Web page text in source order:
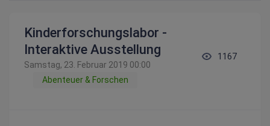
Kinderforschungslabor -
Interaktive Ausstellung
Samstag, 23. Februar 2019 00:00
Abenteuer & Forschen
1167